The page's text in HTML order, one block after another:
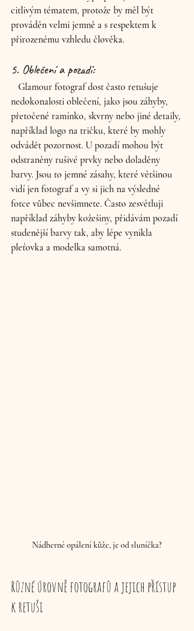
citlivým tématem, protože by měl být
prováděn velmi jemně a s respektem k
přirozenému vzhledu člověka.
5. Oblečení a pozadí:
nedokonalosti oblečení, jako jsou záhyby,
přetočené ramínko, skvrny nebo jiné detaily,
například logo na tričku, které by mohly
odvádět pozornost. U pozadí mohou být
odstraněny rušivé prvky nebo doladěny
barvy. Jsou to jemné zásahy, které většinou
vidí jen fotograf a vy si jich na výsledné
fotce vůbec nevšimnete. Často zesvětluji
například záhyby kožešiny, přidávám pozadí
studenější barvy tak, aby lépe vynikla
pleťovka a modelka samotná.
Nádherné opálení kůže, je od sluníčka?
Různé úrovně fotografů a jejich přístup
k retuši